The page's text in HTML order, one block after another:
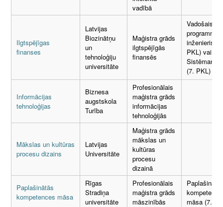
vadībā
Ilgtspējīgas
finanses
Latvijas
Biozinātņu
un
tehnoloģiju
universitāte
Maģistra grāds
ilgtspējīgās
finansēs
Vadošais
inženieris (7.
PKL) vai
(7. PKL)
Informācijas
tehnoloģijas
Biznesa
augstskola
Turība
Profesionālais
maģistra grāds
informācijas
tehnoloģijās
Mākslas un kultūras
procesu dizains
Latvijas
Universitāte
Maģistra grāds
mākslas un
kultūras
procesu
dizainā
Paplašinātās
kompetences māsa
Rīgas
Stradiņa
universitāte
Profesionālais
maģistra grāds
māszinībās
māsa (7.